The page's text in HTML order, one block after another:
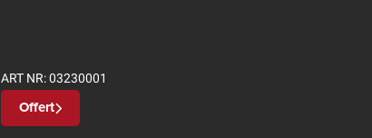
ART NR:03230001
Offert